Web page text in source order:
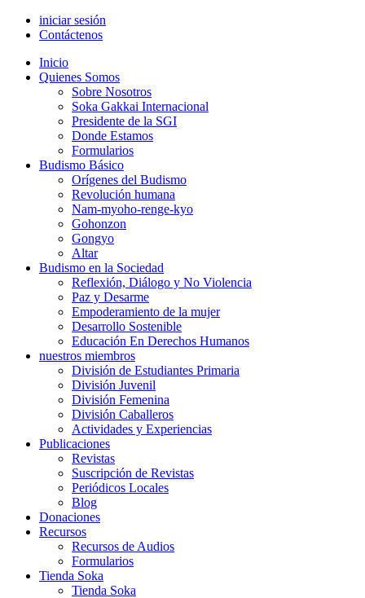
iniciar sesión
Contáctenos
Inicio
Quienes Somos
Sobre Nosotros
Soka Gakkai Internacional
Presidente de la SGI
Donde Estamos
Formularios
Budismo Básico
Orígenes del Budismo
Revolución humana
Nam-myoho-renge-kyo
Gohonzon
Gongyo
Altar
Budismo en la Sociedad
Reflexión, Diálogo y No Violencia
Paz y Desarme
Empoderamiento de la mujer
Desarrollo Sostenible
Educación En Derechos Humanos
nuestros miembros
División de Estudiantes Primaria
División Juvenil
División Femenina
División Caballeros
Actividades y Experiencias
Publicaciones
Revistas
Suscripción de Revistas
Periódicos Locales
Blog
Donaciones
Recursos
Recursos de Audios
Formularios
Tienda Soka
Tienda Soka